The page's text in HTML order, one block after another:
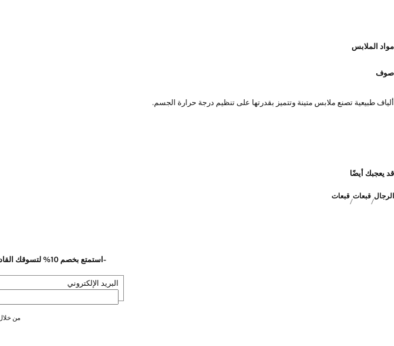
مواد الملابس
صوف
ألياف طبيعية تصنع ملابس متينة وتتميز بقدرتها على تنظيم درجة حرارة الجسم.
قد يعجبك أيضًا
الرجال قبعات قبعات
-استمتع بخصم 10% لتسوقك القادم عند اشتراكك في نشرتنا الاخبارية
البريد الإلكتروني
من